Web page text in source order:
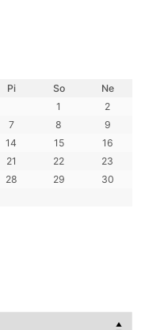
Pi So
Ne
1
2
7 8
9
14 15
16
21 22
23
28 29
30